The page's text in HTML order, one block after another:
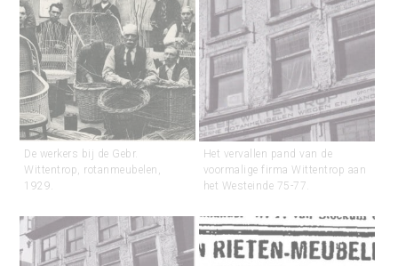
De werkers bij de Gebr.
Wittentrop, rotanmeubelen,
1929.
Het vervallen pand van de
voormalige firma Wittentrop aan
het Westeinde 75-77.